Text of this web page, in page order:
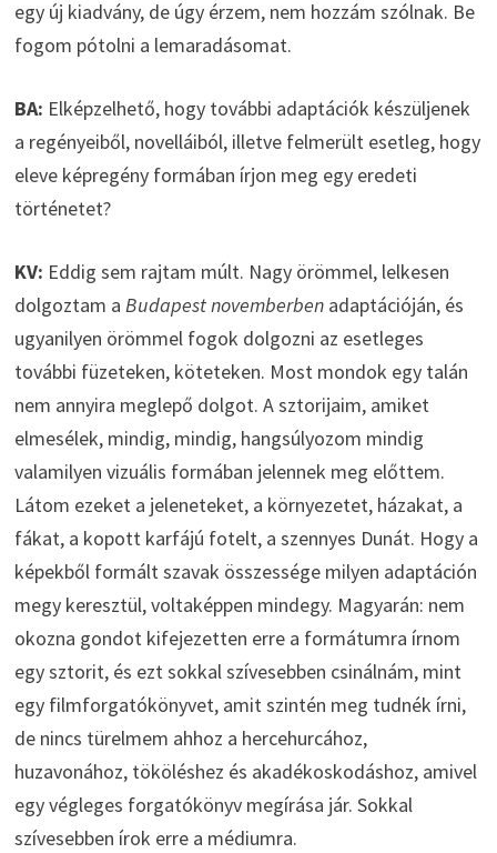
egy új kiadvány, de úgy érzem, nem hozzám szólnak. Be
fogom pótolni a lemaradásomat.
BA: Elképzelhető, hogy további adaptációk készüljenek
a regényeiből, novelláiból, illetve felmerült esetleg, hogy
eleve képregény formában írjon meg egy eredeti
történetet?
KV: Eddig sem rajtam múlt. Nagy örömmel, lelkesen
dolgoztam a Budapest novemberbenadaptációján, és
ugyanilyen örömmel fogok dolgozni az esetleges
további füzeteken, köteteken. Most mondok egy talán
nem annyira meglepő dolgot. A sztorijaim, amiket
elmesélek, mindig, mindig, hangsúlyozom mindig
valamilyen vizuális formában jelennek meg előttem.
Látom ezeket a jeleneteket, a környezetet, házakat, a
fákat, a kopott karfájú fotelt, a szennyes Dunát. Hogy a
képekből formált szavak összessége milyen adaptáción
megy keresztül, voltaképpen mindegy. Magyarán: nem
okozna gondot kifejezetten erre a formátumra írnom
egy sztorit, és ezt sokkal szívesebben csinálnám, mint
egy filmforgatókönyvet, amit szintén meg tudnék írni,
de nincs türelmem ahhoz a hercehurcához,
huzavonához, tököléshez és akadékoskodáshoz, amivel
egy végleges forgatókönyv megírása jár. Sokkal
szívesebben írok erre a médiumra.